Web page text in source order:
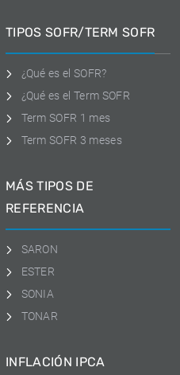
TIPOS SOFR/TERM SOFR
¿Qué es el SOFR?
¿Qué es el Term SOFR
Term SOFR 1 mes
Term SOFR 3 meses
MÁS TIPOS DE
REFERENCIA
SARON
ESTER
SONIA
TONAR
INFLACIÓN IPCA